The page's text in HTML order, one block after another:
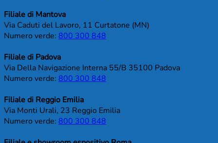
Filiale di Mantova
Via Caduti del Lavoro, 11 Curtatone (MN)
Numero verde: 800 300 848
Filiale di Padova
Via Della Navigazione Interna 55/B 35100 Padova
Numero verde: 800 300 848
Filiale di Reggio Emilia
Via Monti Urali, 23 Reggio Emilia
Numero verde: 800 300 848